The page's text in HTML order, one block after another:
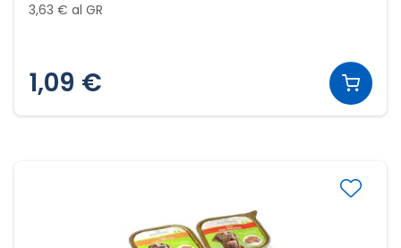
3,63 € al GR
1,09 €